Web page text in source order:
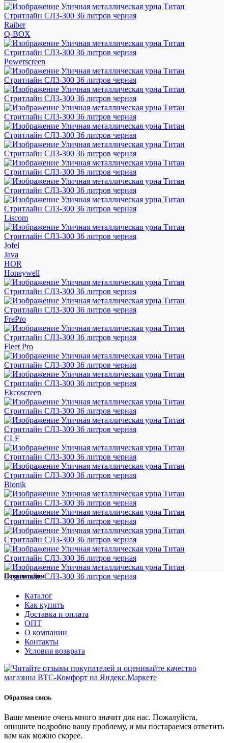
Raiber
Q-BOX
Powerscreen
Liscom
Jofel
Java
HOR
Honeywell
FrePro
Fleet Pro
Ekcoscreen
CLF
Bionik
Покупателям
Каталог
Как купить
Доставка и оплата
ОПТ
О компании
Контакты
Условия возврата
Обратная связь
Ваше мнение очень много значит для нас. Пожалуйста,
опишите подробно вашу проблему, и мы постараемся ответить
вам как можно скорее.